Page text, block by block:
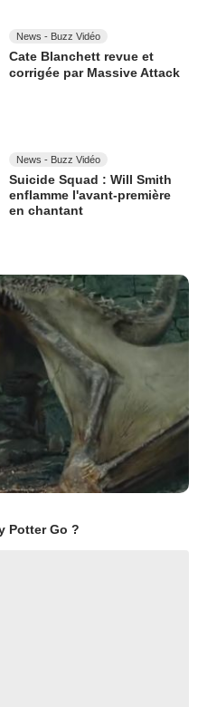
News - Buzz Vidéo
Cate Blanchett revue et
corrigée par Massive Attack
News - Buzz Vidéo
Suicide Squad : Will Smith
enflamme l'avant-première
en chantant
Potter Go ?